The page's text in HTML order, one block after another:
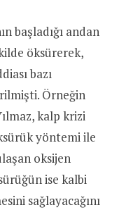
başladığı andan
öksürerek,
bazı
Örneğin
kalp krizi
yöntemi ile
oksijen
ise kalbi
sağlayacağını